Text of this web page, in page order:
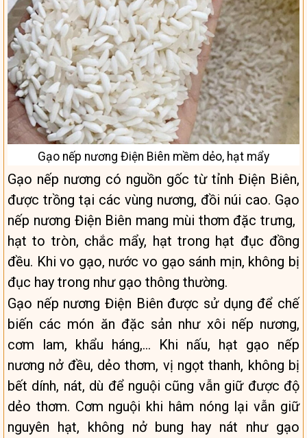
Gạo nếp nương Điện Biên mềm dẻo, hạt mẩy
Gạo nếp nương có nguồn gốc từ tỉnh Điện Biên,
được trồng tại các vùng nương, đồi núi cao. Gạo
nếp nương Điện Biên mang mùi thơm đặc trưng, ​​
hạt to tròn, chắc mẩy, hạt trong hạt đục đồng
đều. Khi vo gạo, nước vo gạo sánh mịn, không bị
đục hay trong như gạo thông thường.
Gạo nếp nương Điện Biên được sử dụng để chế
biến các món ăn đặc sản như xôi nếp nương,
cơm lam, khẩu háng,… Khi nấu, hạt gạo nếp
nương nở đều, dẻo thơm, vị ngọt thanh, không bị
bết dính, nát, dù để nguội cũng vẫn giữ được độ
dẻo thơm. Cơm nguội khi hâm nóng lại vẫn giữ
nguyên hạt, không nở bung hay nát như gạo